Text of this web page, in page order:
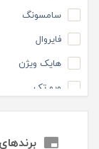
گروه اقتصادی
سامسونگ
فایروال
هایک ویژن
ویو تک